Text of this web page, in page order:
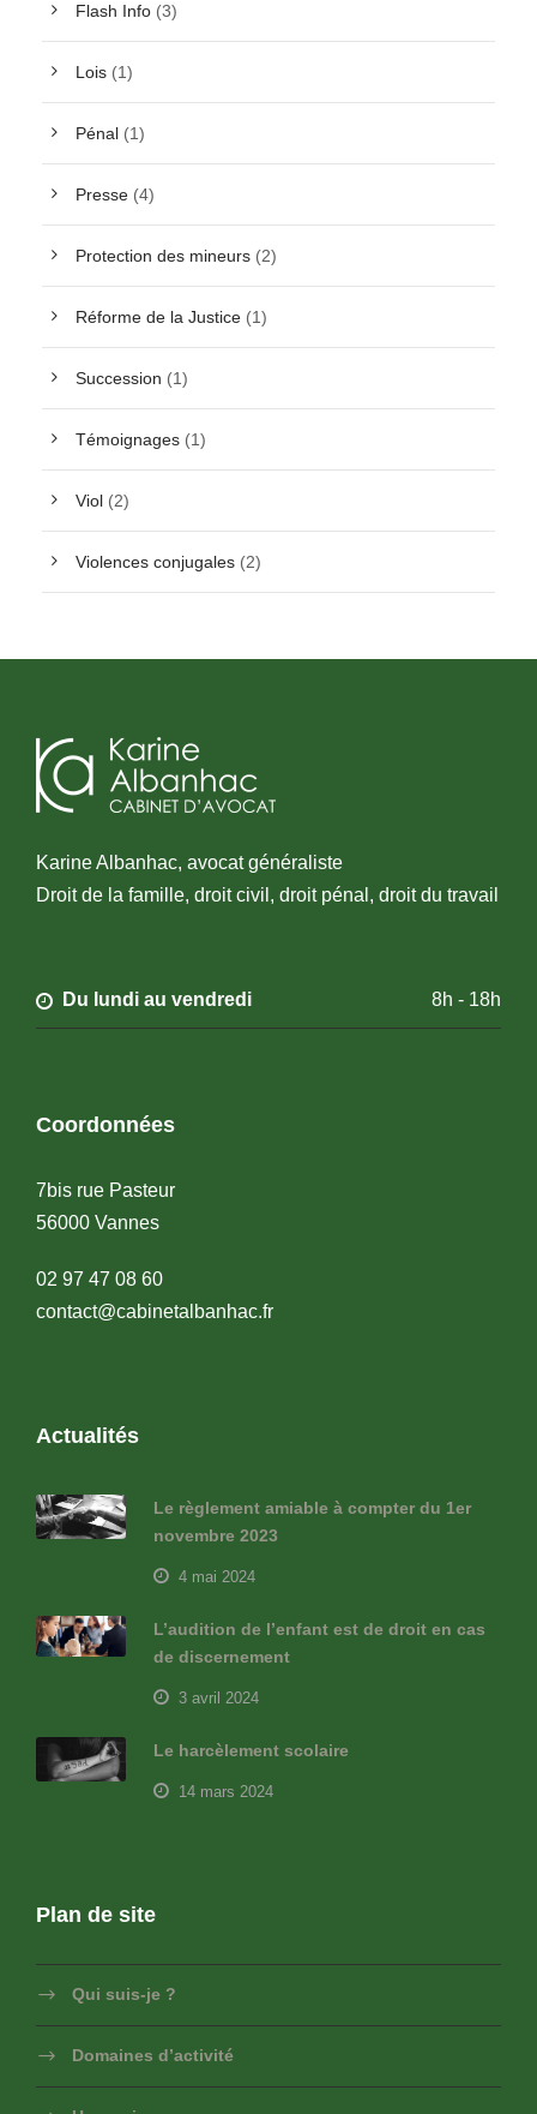
Flash Info (3)
Lois (1)
Pénal (1)
Presse (4)
Protection des mineurs (2)
Réforme de la Justice (1)
Succession (1)
Témoignages (1)
Viol (2)
Violences conjugales (2)
Karine Albanhac, avocat généraliste
Droit de la famille, droit civil, droit pénal, droit du travail
Du lundi au vendredi 8h - 18h
Coordonnées
7bis rue Pasteur
56000 Vannes
02 97 47 08 60
contact@cabinetalbanhac.fr
Actualités
Le règlement amiable à compter du 1er
novembre 2023
4 mai 2024
L’audition de l’enfant est de droit en cas
de discernement
3 avril 2024
Le harcèlement scolaire
14 mars 2024
Plan de site
Qui suis-je ?
Domaines d’activité